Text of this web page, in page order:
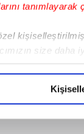
tanımlayarak
size